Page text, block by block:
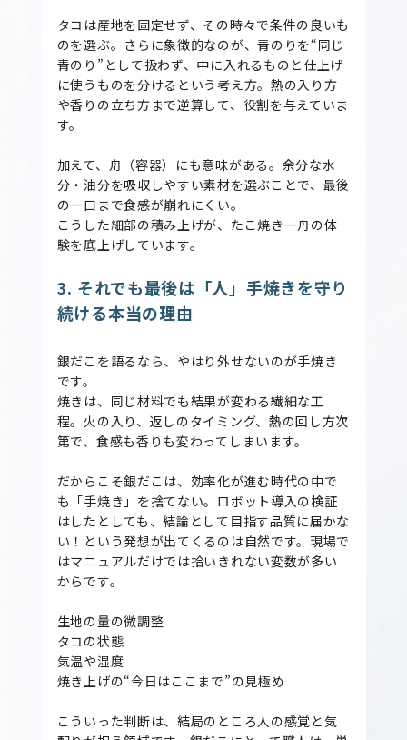
タコは産地を固定せず、その時々で条件の良いも
のを選ぶ。さらに象徴的なのが、青のりを“同じ
青のり”として扱わず、中に入れるものと仕上げ
に使うものを分けるという考え方。熱の入り方
や香りの立ち方まで逆算して、役割を与えていま
す。
加えて、舟（容器）にも意味がある。余分な水
分・油分を吸収しやすい素材を選ぶことで、最後
の一口まで食感が崩れにくい。
こうした細部の積み上げが、たこ焼き一舟の体
験を底上げしています。
3. それでも最後は「人」手焼きを守り
続ける本当の理由
銀だこを語るなら、やはり外せないのが手焼き
です。
焼きは、同じ材料でも結果が変わる繊細な工
程。火の入り、返しのタイミング、熱の回し方次
第で、食感も香りも変わってしまいます。
だからこそ銀だこは、効率化が進む時代の中で
も「手焼き」を捨てない。ロボット導入の検証
はしたとしても、結論として目指す品質に届かな
い！という発想が出てくるのは自然です。現場で
はマニュアルだけでは拾いきれない変数が多い
からです。
生地の量の微調整
タコの状態
気温や湿度
焼き上げの“今日はここまで”の見極め
こういった判断は、結局のところ人の感覚と気